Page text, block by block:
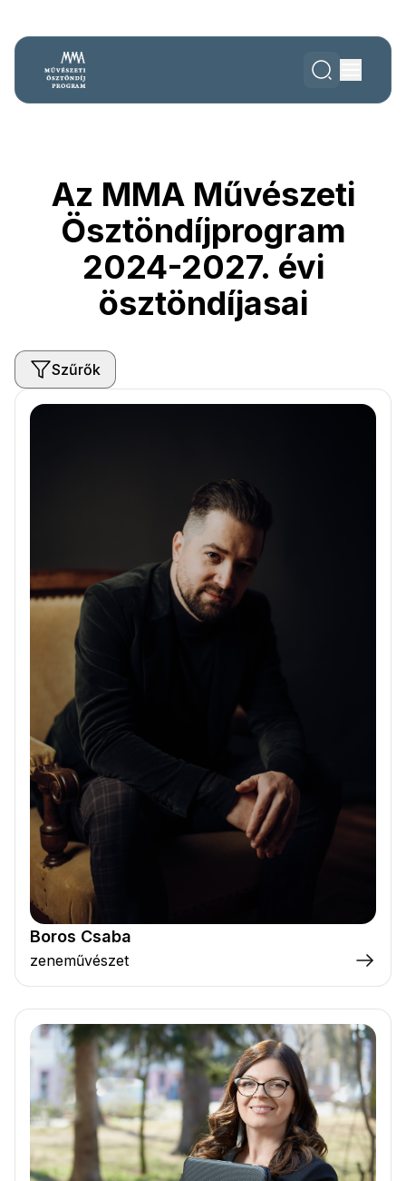
Az MMA Művészeti
Ösztöndíjprogram
2024-2027. évi
ösztöndíjasai
Szűrők
Boros Csaba
zeneművészet